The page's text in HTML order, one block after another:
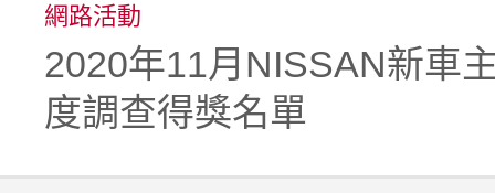
網路活動
2020年11月NISSAN新車
度調查得獎名單